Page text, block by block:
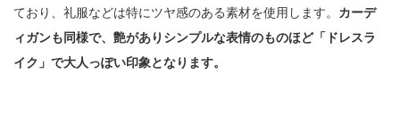
ており、礼服などは特にツヤ感のある素材を使用します。 カーデ
ィガンも同様で、艶がありシンプルな表情のものほど「ドレスラ
イク」で大人っぽい印象となります。